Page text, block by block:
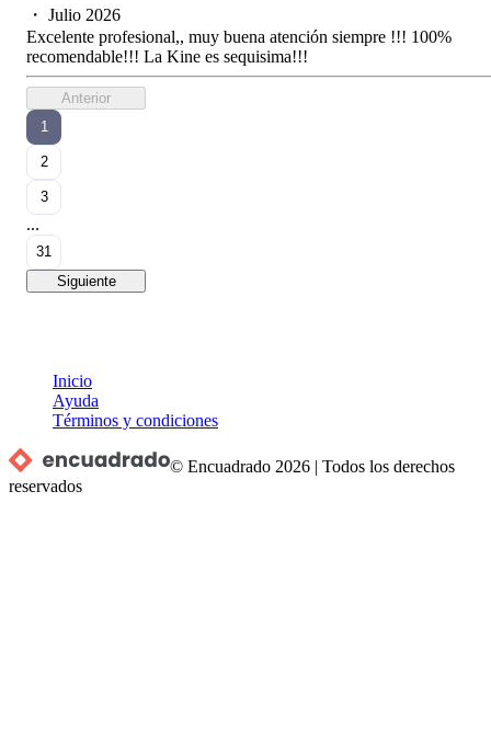
・ Julio 2026
Excelente profesional,, muy buena atención siempre !!! 100%
recomendable!!! La Kine es sequisima!!!
Anterior
1
2
3
...
31
Siguiente
Inicio
Ayuda
Términos y condiciones
© Encuadrado 2026 |Todos los derechos
reservados